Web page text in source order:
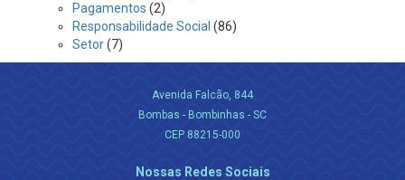
Pagamentos (2)
Responsabilidade Social (86)
Setor(7)
Avenida Falcão, 844
Bombas - Bombinhas - SC
CEP 88215-000
Nossas Redes Sociais